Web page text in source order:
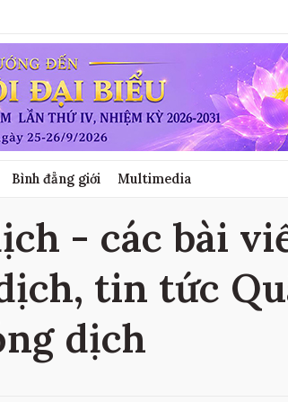
Bình đẳng giới Multimedia
- các bài
tin tức
dịch